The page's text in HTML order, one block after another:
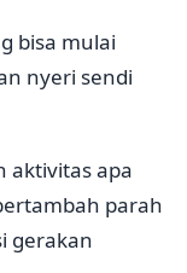
bisa mulai
nyeri sendi
aktivitas apa
parah
gerakan